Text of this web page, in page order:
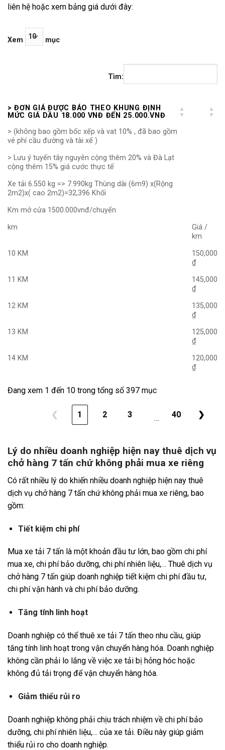
liên hệ hoặc xem bảng giá dưới đây:
Xem mục
Tìm:
> ĐƠN GIÁ ĐƯỢC BÁO THEO KHUNG ĐỊNH
MỨC GIÁ DẦU 18.000 VNĐ ĐẾN 25.000.VNĐ
> (không bao gồm bốc xếp và vat 10% , đã bao gồm
vé phí cầu đường và tài xế )
> Lưu ý tuyến tây nguyên cộng thêm 20% và Đà Lạt
cộng thêm 15% giá cước thực tế
Xe tải 6.550 kg => 7.990kg Thùng dài (6m9) x(Rộng
2m2)x( cao 2m2)=32,396 Khối
Km mở cửa 1500.000vnđ/chuyến
km
Giá /
km
10 KM
150,000
₫
11 KM
145,000
₫
12 KM
135,000
₫
13 KM
125,000
₫
14 KM
120,000
₫
Đang xem 1 đến 10 trong tổng số 397 mục
❮ 1 2 3 … 40 ❯
Lý do nhiều doanh nghiệp hiện nay thuê dịch vụ
chở hàng 7 tấn chứ không phải mua xe riêng
Có rất nhiều lý do khiến nhiều doanh nghiệp hiện nay thuê
dịch vụ chở hàng 7 tấn chứ không phải mua xe riêng, bao
gồm:
Tiết kiệm chi phí
Mua xe tải 7 tấn là một khoản đầu tư lớn, bao gồm chi phí
mua xe, chi phí bảo dưỡng, chi phí nhiên liệu,… Thuê dịch vụ
chở hàng 7 tấn giúp doanh nghiệp tiết kiệm chi phí đầu tư,
chi phí vận hành và chi phí bảo dưỡng.
Tăng tính linh hoạt
Doanh nghiệp có thể thuê xe tải 7 tấn theo nhu cầu, giúp
tăng tính linh hoạt trong vận chuyển hàng hóa. Doanh nghiệp
không cần phải lo lắng về việc xe tải bị hỏng hóc hoặc
không đủ tải trọng để vận chuyển hàng hóa.
Giảm thiểu rủi ro
Doanh nghiệp không phải chịu trách nhiệm về chi phí bảo
dưỡng, chi phí nhiên liệu,… của xe tải. Điều này giúp giảm
thiểu rủi ro cho doanh nghiệp.